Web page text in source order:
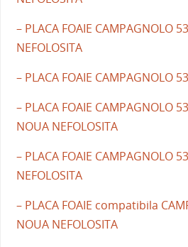
– PLACA FOAIE CAMPAGNOLO
NEFOLOSITA
– PLACA FOAIE CAMPAGNOLO
– PLACA FOAIE CAMPAGNOLO
NOUA NEFOLOSITA
– PLACA FOAIE CAMPAGNOLO
NEFOLOSITA
– PLACA FOAIE compatibila
NOUA NEFOLOSITA